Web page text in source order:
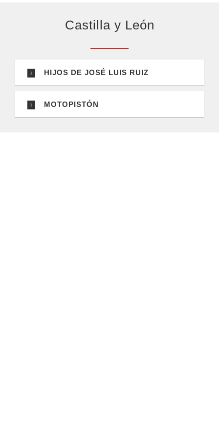
Castilla y León
HIJOS DE JOSÉ LUIS RUIZ
MOTOPISTÓN